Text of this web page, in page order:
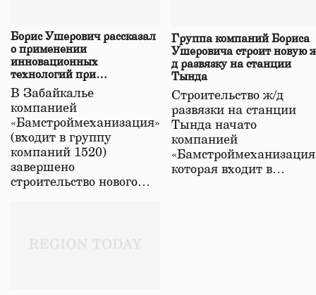
Борис Ушерович рассказал
о применении
инновационных
технологий при
строительстве нового моста
в Забайкалье
В Забайкалье
компанией
«Бамстроймеханизация»
(входит в группу
компаний 1520)
завершено
строительство нового…
Группа компаний Бориса
Ушеровича строит новую
д развязку на станции
Тында
Строительство ж/д
развязки на станции
Тында начато
компанией
которая входит в…